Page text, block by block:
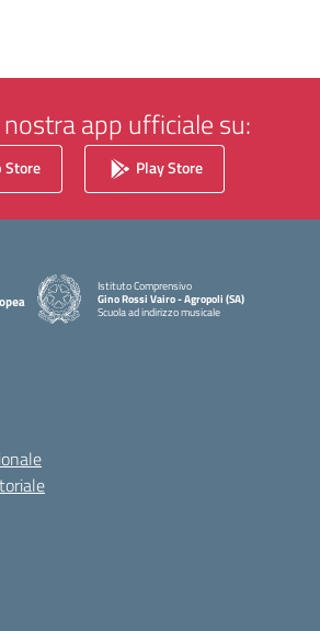
nostra app ufficiale su:
Store Play Store
Istituto Comprensivo
Gino Rossi Vairo - Agropoli (SA)
Scuola ad indirizzo musicale